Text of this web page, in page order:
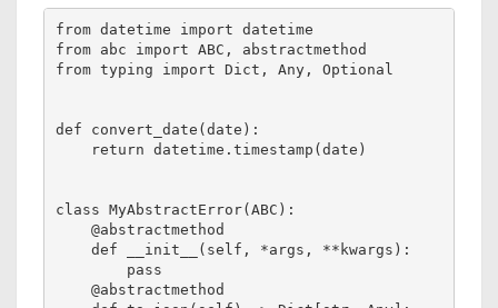
from datetime import datetime
from abc import ABC, abstractmethod
from typing import Dict, Any, Optional
def convert_date(date):
    return datetime.timestamp(date)
class MyAbstractError(ABC):
    @abstractmethod
    def __init__(self, *args, **kwargs):
        pass
    @abstractmethod